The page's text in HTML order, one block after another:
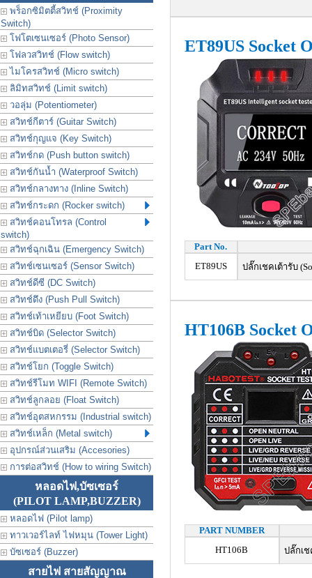
พร็อกซิมิตตี้สวิทช์ (Proximity
Switch)
โฟโตเซนเซอร์ (Photo Sensor)
โฟลวสวิทช์ (Flow switch)
ไมโครสวิทช์ (Micro switch)
ลิมิทสวิทช์ (Limit switch)
วอลุ่ม (Potentiometer)
สวิทช์กีตาร์ (Guitar Switch)
สวิทช์กุญแจ (Key Switch)
สวิทช์กด (Push button switch)
สวิทช์กันน้ำ (Waterproof Switch)
สวิทช์กลางทาง (Inline Switch)
สวิทช์กระดก (Rocker switch)
สวิทช์คอนโทรล (Control
switch)
สวิทช์ฉุกเฉิน (Emergency Switch)
สวิทช์เซนเซอร์ (Sensor Switch)
สวิทช์ดีซี (DC Switch)
สวิทช์ดึง (Push Pull Switch)
สวิทช์เท้าเหยียบ (Foot Switch)
สวิทช์บิด (Selector Switch)
สวิทช์แบตเตอรี่ (Selector Switch)
สวิทช์โยก (Toggle Switch)
สวิทช์รีโมท WIFI (Remote Switch)
สวิทช์ลูกลอย (Float Switch)
สวิทช์อุตสหกรรม (Industrial switch)
สวิทช์เหล็ก (Metal switch)
อุปกรณ์ส่วนเสริม (Accesories)
การต่อสวิทช์ (How to wiring Switch)
หลอดไฟ,บัซเซอร์
(PILOT LAMP,BUZZER)
หลอดไฟ (Pilot lamp)
ทาวเวอร์ไลท์ ไฟหมุน (Tower Light)
บัซเซอร์ (Buzzer)
สายไฟ สายสัญญาณ
ET89US Socket
Part No.
ET89US
ปลั๊กเชคเต้ารับ
HT106B Socket
PART NUMBER
HT106B
ปลั๊กเช